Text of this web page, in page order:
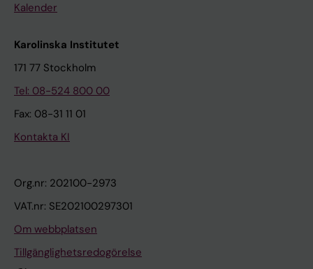
Kalender
Karolinska Institutet
171 77 Stockholm
Tel: 08-524 800 00
Fax: 08-31 11 01
Kontakta KI
Org.nr: 202100-2973
VAT.nr: SE202100297301
Om webbplatsen
Tillgänglighetsredogörelse